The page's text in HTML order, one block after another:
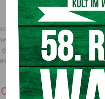
Jahres wurde ein Insasse
Graz hat
das Personal sofort
verlegt wurde.
Gutachten